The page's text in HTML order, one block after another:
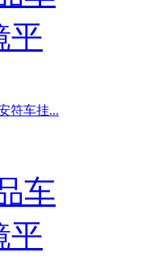
符车挂...